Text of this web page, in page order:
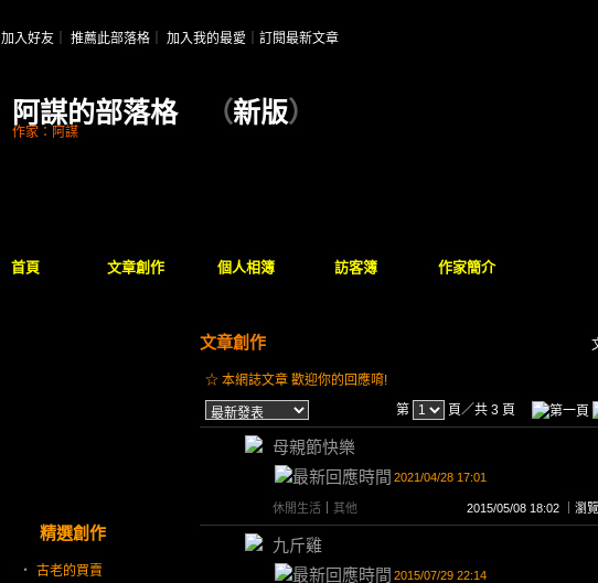
阿謀的部落格（新版）
首頁 文章創作 個人相簿 訪客簿 作家簡介
加入好友 推薦此部落格 加入我的最愛 訂閱最新文章
作家：阿謀
精選創作
‧
古老的買賣
文章創作
☆ 本網誌文章 歡迎你的回應唷!
第
頁／共 3 頁
母親節快樂
2021/04/28 17:01
休閒生活 其他 2015/05/08 18:02 ｜瀏
九斤雞
2015/07/29 22:14